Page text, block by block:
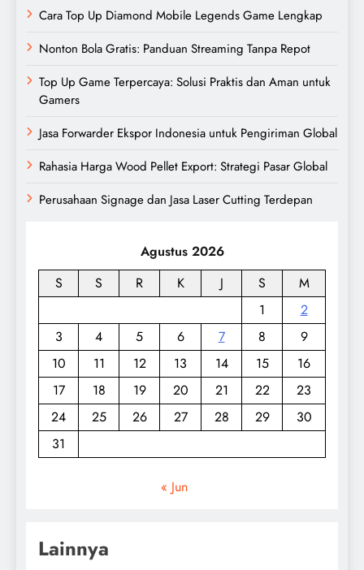
Cara Top Up Diamond Mobile Legends Game Lengkap
Nonton Bola Gratis: Panduan Streaming Tanpa Repot
Top Up Game Terpercaya: Solusi Praktis dan Aman untuk
Gamers
Jasa Forwarder Ekspor Indonesia untuk Pengiriman Global
Rahasia Harga Wood Pellet Export: Strategi Pasar Global
Perusahaan Signage dan Jasa Laser Cutting Terdepan
Agustus 2026
S
S R K J S
M
1
2
3
4 5 6 7 8
9
10
11 12 13 14 15
16
17
18 19 20 21 22
23
24
25 26 27 28 29
30
31
« Jun
Lainnya